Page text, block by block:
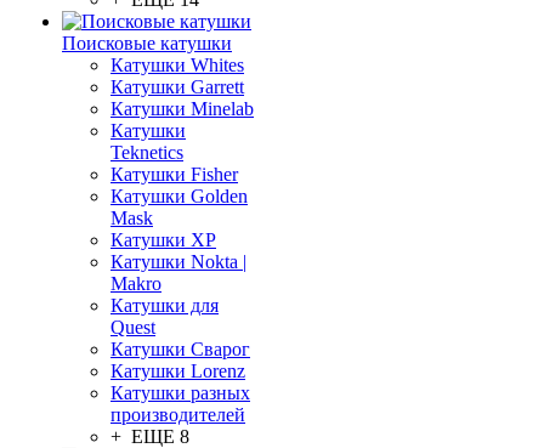
Поисковые катушки
Катушки Whites
Катушки Garrett
Катушки Minelab
Катушки
Teknetics
Катушки Fisher
Катушки Golden
Mask
Катушки XP
Катушки Nokta |
Makro
Катушки для
Quest
Катушки Сварог
Катушки Lorenz
Катушки разных
производителей
+ ЕЩЕ 8